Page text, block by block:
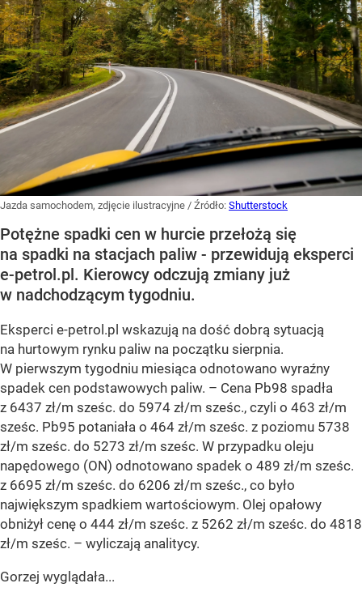
Jazda samochodem, zdjęcie ilustracyjne / Źródło: Shutterstock
Potężne spadki cen w hurcie przełożą się
na spadki na stacjach paliw - przewidują eksperci
e-petrol.pl. Kierowcy odczują zmiany już
w nadchodzącym tygodniu.
Eksperci e-petrol.pl wskazują na dość dobrą sytuacją
na hurtowym rynku paliw na początku sierpnia.
W pierwszym tygodniu miesiąca odnotowano wyraźny
spadek cen podstawowych paliw. – Cena Pb98 spadła
z 6437 zł/m sześc. do 5974 zł/m sześc., czyli o 463 zł/m
sześc. Pb95 potaniała o 464 zł/m sześc. z poziomu 5738
zł/m sześc. do 5273 zł/m sześc. W przypadku oleju
napędowego (ON) odnotowano spadek o 489 zł/m sześc.
z 6695 zł/m sześc. do 6206 zł/m sześc., co było
największym spadkiem wartościowym. Olej opałowy
obniżył cenę o 444 zł/m sześc. z 5262 zł/m sześc. do 4818
zł/m sześc. – wyliczają analitycy.
Gorzej wyglądała...